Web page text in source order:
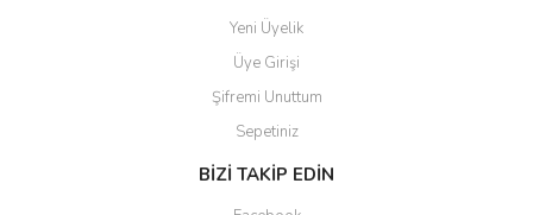
Yeni Üyelik
Üye Girişi
Şifremi Unuttum
Sepetiniz
BİZİ TAKİP EDİN